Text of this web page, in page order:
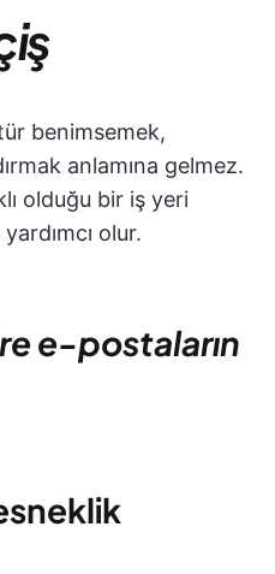
benimsemek,
anlamına gelmez.
olduğu bir iş yeri
olur.
e-postaların